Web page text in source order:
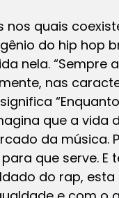
quais
do hip hop
nela. “Sempre
nas
que a vida
da música.
que serve. E
do rap, esta